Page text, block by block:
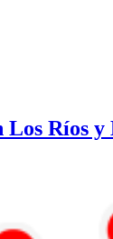
Ríos y